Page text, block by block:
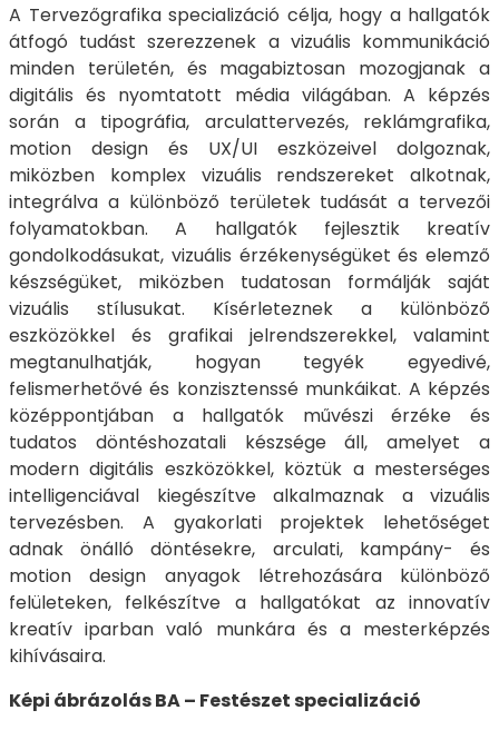
A Tervezőgrafika specializáció célja, hogy a hallgatók
átfogó tudást szerezzenek a vizuális kommunikáció
minden területén, és magabiztosan mozogjanak a
digitális és nyomtatott média világában. A képzés
során a tipográfia, arculattervezés, reklámgrafika,
motion design és UX/UI eszközeivel dolgoznak,
miközben komplex vizuális rendszereket alkotnak,
integrálva a különböző területek tudását a tervezői
folyamatokban. A hallgatók fejlesztik kreatív
gondolkodásukat, vizuális érzékenységüket és elemző
készségüket, miközben tudatosan formálják saját
vizuális stílusukat. Kísérleteznek a különböző
eszközökkel és grafikai jelrendszerekkel, valamint
megtanulhatják, hogyan tegyék egyedivé,
felismerhetővé és konzisztenssé munkáikat. A képzés
középpontjában a hallgatók művészi érzéke és
tudatos döntéshozatali készsége áll, amelyet a
modern digitális eszközökkel, köztük a mesterséges
intelligenciával kiegészítve alkalmaznak a vizuális
tervezésben. A gyakorlati projektek lehetőséget
adnak önálló döntésekre, arculati, kampány- és
motion design anyagok létrehozására különböző
felületeken, felkészítve a hallgatókat az innovatív
kreatív iparban való munkára és a mesterképzés
kihívásaira.
Képi ábrázolás BA – Festészet specializáció